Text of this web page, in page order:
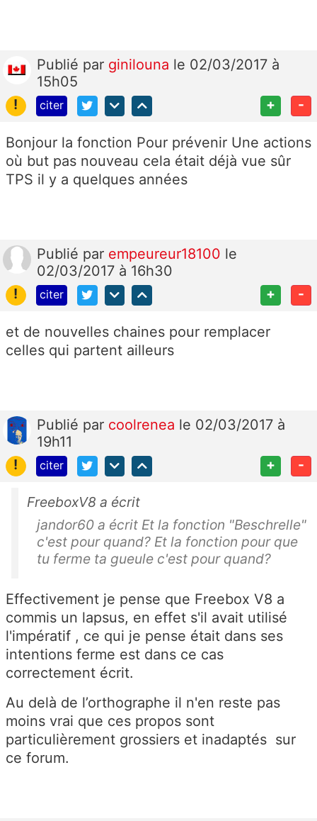
Publié par ginilouna le 02/03/2017 à
15h05
!
citer + -
Bonjour la fonction Pour prévenir Une actions
où but pas nouveau cela était déjà vue sûr
TPS il y a quelques années
Publié par empeureur18100 le
02/03/2017 à 16h30
!
citer + -
et de nouvelles chaines pour remplacer
celles qui partent ailleurs
Publié par coolrenea le 02/03/2017 à
19h11
!
citer + -
FreeboxV8 a écrit
jandor60 a écrit Et la fonction "Beschrelle"
c'est pour quand? Et la fonction pour que
tu ferme ta gueule c'est pour quand?
Effectivement je pense que Freebox V8 a
commis un lapsus, en effet s'il avait utilisé
l'impératif , ce qui je pense était dans ses
intentions ferme est dans ce cas
correctement écrit.
Au delà de l’orthographe il n'en reste pas
moins vrai que ces propos sont
particulièrement grossiers et inadaptés sur
ce forum.